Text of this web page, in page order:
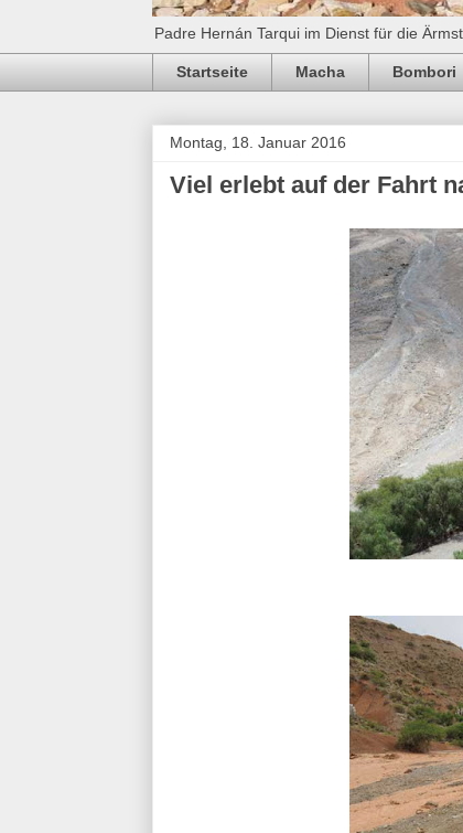
Padre Hernán Tarqui im Dienst für die
Startseite Macha Bombori
Montag, 18. Januar 2016
Viel erlebt auf der Fahrt